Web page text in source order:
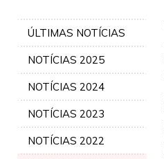
ÚLTIMAS NOTÍCIAS
NOTÍCIAS 2025
NOTÍCIAS 2024
NOTÍCIAS 2023
NOTÍCIAS 2022